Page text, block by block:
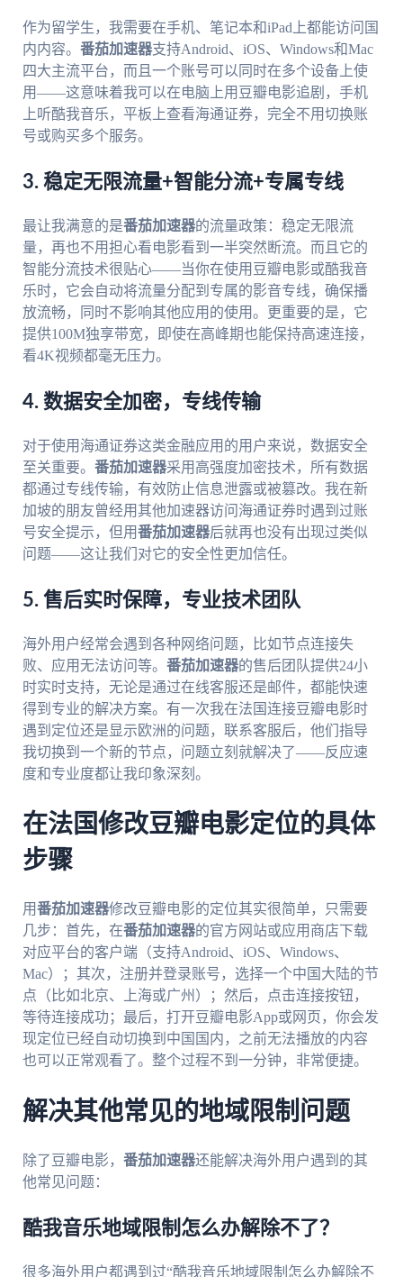
作为留学生，我需要在手机、笔记本和iPad上都能访问国
内内容。 番茄加速器支持Android、iOS、Windows和Mac
四大主流平台，而且一个账号可以同时在多个设备上使
用——这意味着我可以在电脑上用豆瓣电影追剧，手机
上听酷我音乐，平板上查看海通证券，完全不用切换账
号或购买多个服务。
3. 稳定无限流量+智能分流+专属专线
最让我满意的是番茄加速器的流量政策：稳定无限流
量，再也不用担心看电影看到一半突然断流。而且它的
智能分流技术很贴心——当你在使用豆瓣电影或酷我音
乐时，它会自动将流量分配到专属的影音专线，确保播
放流畅，同时不影响其他应用的使用。更重要的是，它
提供100M独享带宽，即使在高峰期也能保持高速连接，
看4K视频都毫无压力。
4. 数据安全加密，专线传输
对于使用海通证券这类金融应用的用户来说，数据安全
至关重要。 番茄加速器采用高强度加密技术，所有数据
都通过专线传输，有效防止信息泄露或被篡改。我在新
加坡的朋友曾经用其他加速器访问海通证券时遇到过账
号安全提示，但用番茄加速器后就再也没有出现过类似
问题——这让我们对它的安全性更加信任。
5. 售后实时保障，专业技术团队
海外用户经常会遇到各种网络问题，比如节点连接失
败、应用无法访问等。 番茄加速器的售后团队提供24小
时实时支持，无论是通过在线客服还是邮件，都能快速
得到专业的解决方案。有一次我在法国连接豆瓣电影时
遇到定位还是显示欧洲的问题，联系客服后，他们指导
我切换到一个新的节点，问题立刻就解决了——反应速
度和专业度都让我印象深刻。
在法国修改豆瓣电影定位的具体
步骤
用番茄加速器修改豆瓣电影的定位其实很简单，只需要
几步：首先，在番茄加速器的官方网站或应用商店下载
对应平台的客户端（支持Android、iOS、Windows、
Mac）；其次，注册并登录账号，选择一个中国大陆的节
点（比如北京、上海或广州）；然后，点击连接按钮，
等待连接成功；最后，打开豆瓣电影App或网页，你会发
现定位已经自动切换到中国国内，之前无法播放的内容
也可以正常观看了。整个过程不到一分钟，非常便捷。
解决其他常见的地域限制问题
除了豆瓣电影， 番茄加速器还能解决海外用户遇到的其
他常见问题：
酷我音乐地域限制怎么办解除不了？
很多海外用户都遇到过“酷我音乐地域限制怎么办解除不